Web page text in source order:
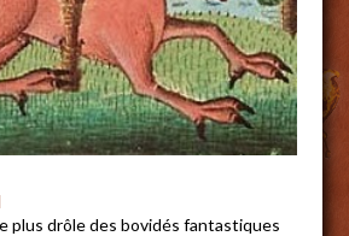
plus drôle des bovidés fantastiques